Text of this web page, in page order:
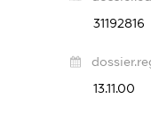
31192816
13.11.00